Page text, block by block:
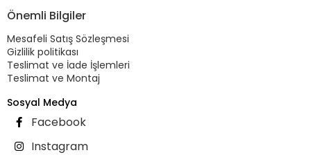
Önemli Bilgiler
Mesafeli Satış Sözleşmesi
Gizlilik politikası
Teslimat ve İade İşlemleri
Teslimat ve Montaj
Sosyal Medya
Facebook
Instagram